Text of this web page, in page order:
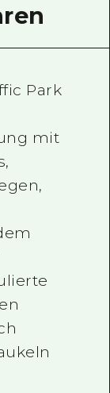
Park
mit